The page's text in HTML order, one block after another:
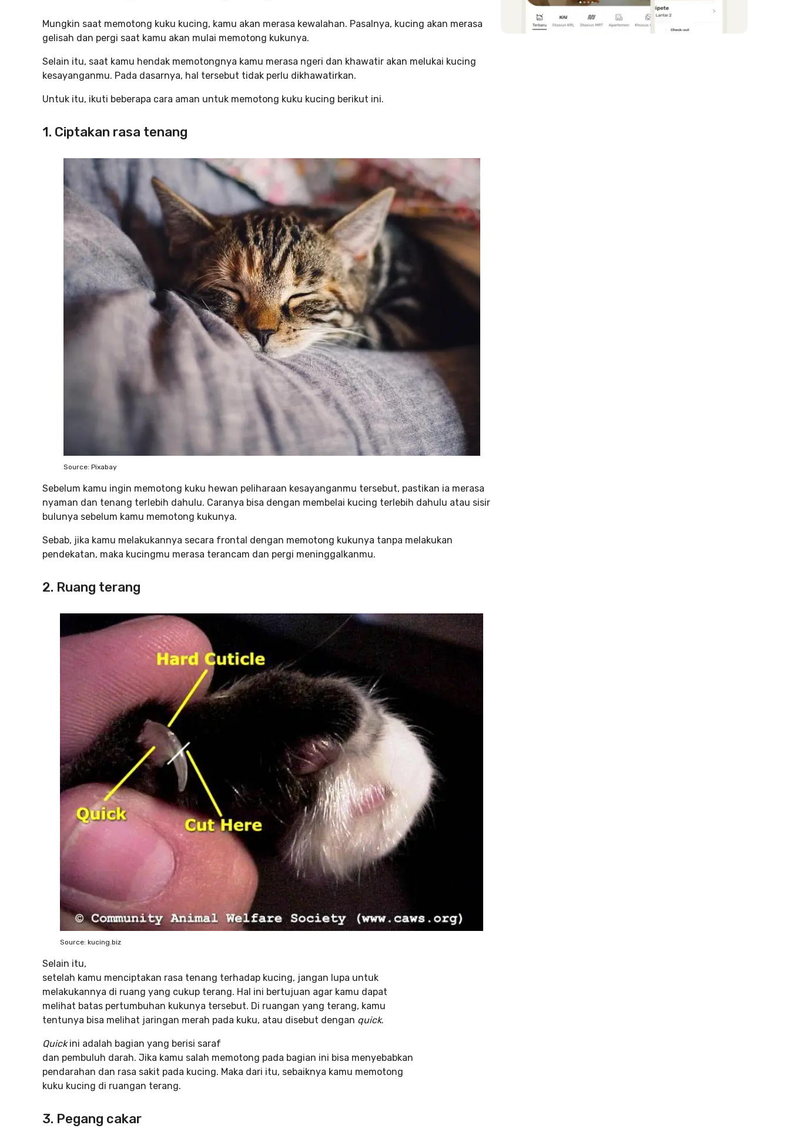
Mungkin saat memotong kuku kucing, kamu akan merasa kewalahan. Pasalnya, kucing akan merasa
gelisah dan pergi saat kamu akan mulai memotong kukunya.
Selain itu, saat kamu hendak memotongnya kamu merasa ngeri dan khawatir akan melukai kucing
kesayanganmu. Pada dasarnya, hal tersebut tidak perlu dikhawatirkan.
Untuk itu, ikuti beberapa cara aman untuk memotong kuku kucing berikut ini.
1. Ciptakan rasa tenang
Source: Pixabay
Sebelum kamu ingin memotong kuku hewan peliharaan kesayanganmu tersebut, pastikan ia merasa
nyaman dan tenang terlebih dahulu. Caranya bisa dengan membelai kucing terlebih dahulu atau sisir
bulunya sebelum kamu memotong kukunya.
Sebab, jika kamu melakukannya secara frontal dengan memotong kukunya tanpa melakukan
pendekatan, maka kucingmu merasa terancam dan pergi meninggalkanmu.
2. Ruang terang
Source: kucing.biz
Selain itu,
setelah kamu menciptakan rasa tenang terhadap kucing, jangan lupa untuk
melakukannya di ruang yang cukup terang. Hal ini bertujuan agar kamu dapat
melihat batas pertumbuhan kukunya tersebut. Di ruangan yang terang, kamu
tentunya bisa melihat jaringan merah pada kuku, atau disebut dengan quick.
Quickini adalah bagian yang berisi saraf
dan pembuluh darah. Jika kamu salah memotong pada bagian ini bisa menyebabkan
pendarahan dan rasa sakit pada kucing. Maka dari itu, sebaiknya kamu memotong
kuku kucing di ruangan terang.
3. Pegang cakar